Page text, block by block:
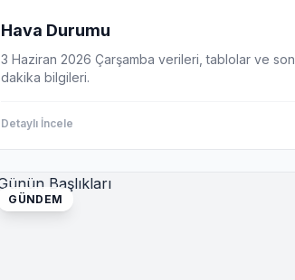
Hava Durumu
3 Haziran 2026 Çarşamba verileri, tablolar ve son
dakika bilgileri.
Detaylı İncele
GÜNDEM